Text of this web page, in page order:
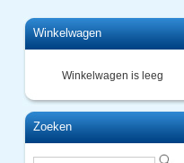
Winkelwagen
Winkelwagen is leeg
Zoeken